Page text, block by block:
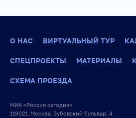
О НАС ВИРТУАЛЬНЫЙ ТУР
СПЕЦПРОЕКТЫ МАТЕРИАЛЫ
СХЕМА ПРОЕЗДА
МИА «Россия сегодня»
119021, Москва, Зубовский бульвар, 4